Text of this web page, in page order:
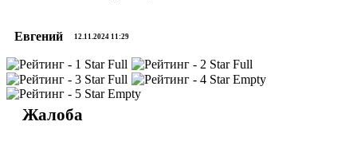
Евгений 12.11.2024 11:29
Жалоба